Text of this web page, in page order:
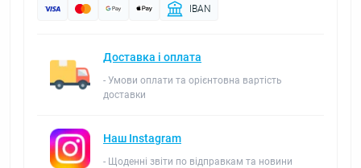
IBAN
Доставка і оплата
- Умови оплати та орієнтовна вартість
доставки
Наш Instagram
- Щоденні звіти по відправкам та новини